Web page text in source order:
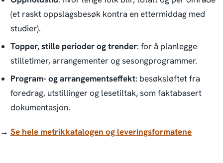
(et raskt oppslagsbesøk kontra en ettermiddag med
studier).
Topper, stille perioder og trender: for å planlegge
stilletimer, arrangementer og sesongprogrammer.
Program- og arrangementseffekt: besøksløftet fra
foredrag, utstillinger og lesetiltak, som faktabasert
dokumentasjon.
→ Se hele metrikkatalogen og leveringsformatene